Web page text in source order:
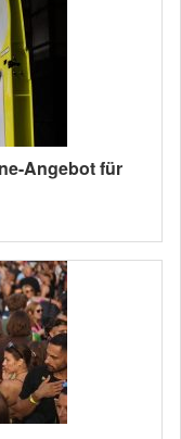
Angebot für